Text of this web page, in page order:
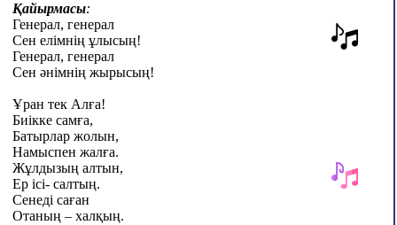
Қайырмасы:
Генерал, генерал
Сен елімнің ұлысың!
Генерал, генерал
Сен әнімнің жырысың!
Ұран тек Алға!
Биікке самға,
Батырлар жолын,
Намыспен жалға.
Жұлдызың алтын,
Ер ісі- салтың.
Сенеді саған
Отаның – халқың.